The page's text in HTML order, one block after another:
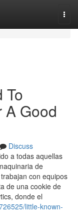
To
A Good
Discuss
a todas aquellas
de
con equipos
de una cookie de
donde el
little-known-